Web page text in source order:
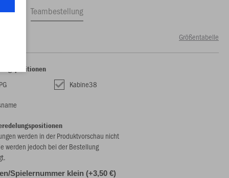
Teambestellung
Größentabelle
Kabine38
werden in der Produktvorschau nicht
werden jedoch bei der Bestellung
Spielernummer klein (+3,50 €)